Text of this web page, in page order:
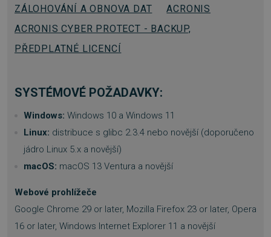
ZÁLOHOVÁNÍ A OBNOVA DAT
ACRONIS
ACRONIS CYBER PROTECT - BACKUP,
PŘEDPLATNÉ LICENCÍ
SYSTÉMOVÉ POŽADAVKY:
Windows: Windows 10 a Windows 11
Linux: distribuce s glibc 2.3.4 nebo novější (doporučeno
jádro Linux 5.x a novější)
macOS: macOS 13 Ventura a novější
Webové prohlížeče
Google Chrome 29 or later, Mozilla Firefox 23 or later, Opera
16 or later, Windows Internet Explorer 11 a novější
PHPSESSID
PHP.net